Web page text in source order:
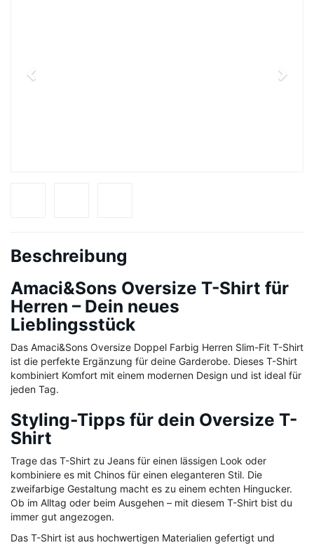
Beschreibung
Amaci&Sons Oversize T-Shirt für
Herren – Dein neues
Lieblingsstück
Das Amaci&Sons Oversize Doppel Farbig Herren Slim-Fit T-Shirt
ist die perfekte Ergänzung für deine Garderobe. Dieses T-Shirt
kombiniert Komfort mit einem modernen Design und ist ideal für
jeden Tag.
Styling-Tipps für dein Oversize T-
Shirt
Trage das T-Shirt zu Jeans für einen lässigen Look oder
kombiniere es mit Chinos für einen eleganteren Stil. Die
zweifarbige Gestaltung macht es zu einem echten Hingucker.
Ob im Alltag oder beim Ausgehen – mit diesem T-Shirt bist du
immer gut angezogen.
Das T-Shirt ist aus hochwertigen Materialien gefertigt und